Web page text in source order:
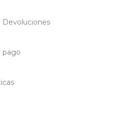
Devoluciones
pago